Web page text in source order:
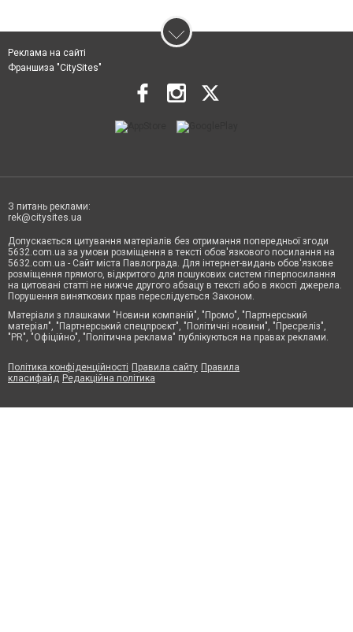
Реклама на сайті
Франшиза "CitySites"
З питань реклами:
rek@citysites.ua
Допускається цитування матеріалів без отримання попередньої згоди
5632.com.ua за умови розміщення в тексті обов'язкового посилання на
5632.com.ua - Сайт міста Павлограда. Для інтернет-видань обов'язкове
розміщення прямого, відкритого для пошукових систем гіперпосилання
на цитовані статті не нижче другого абзацу в тексті або в якості джерела.
Порушення виняткових прав переслідується Законом.
Матеріали з плашками "Новини компаній", "Промо", "Партнерський
матеріал", "Партнерський спецпроєкт", "Політичні новини", "Пресреліз",
"PR", "Офіційно", "Політична реклама" публікуються на правах реклами.
Політика конфіденційності Правила сайту Правила
класифайд Редакційна політика